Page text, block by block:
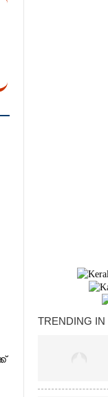
TRENDING IN